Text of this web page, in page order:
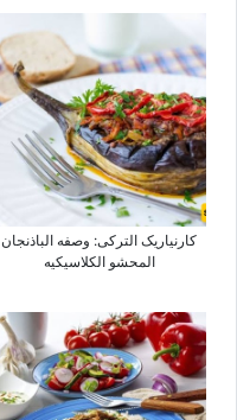
کارنیاریک الترکی: وصفه الباذنجان
المحشو الکلاسیکیه